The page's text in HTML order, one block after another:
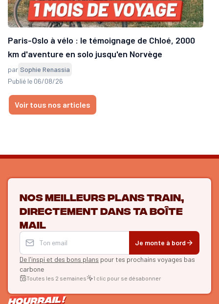
Paris-Oslo à vélo : le témoignage de Chloé, 2000
km d'aventure en solo jusqu'en Norvège
par Sophie Renassia
Publié le 06/08/26
Voir tous nos articles
Nos meilleurs plans train,
directement dans ta boîte
mail
Je monte à bord
De l'inspi et des bons plans pour tes prochains voyages bas
carbone
Toutes les 2 semaines 1 clic pour se désabonner